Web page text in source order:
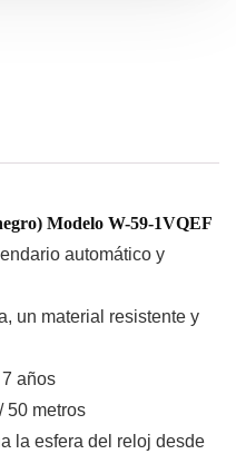
Modelo W-59-1VQEF
automático y
un material resistente y
años
50 metros
la esfera del reloj desde